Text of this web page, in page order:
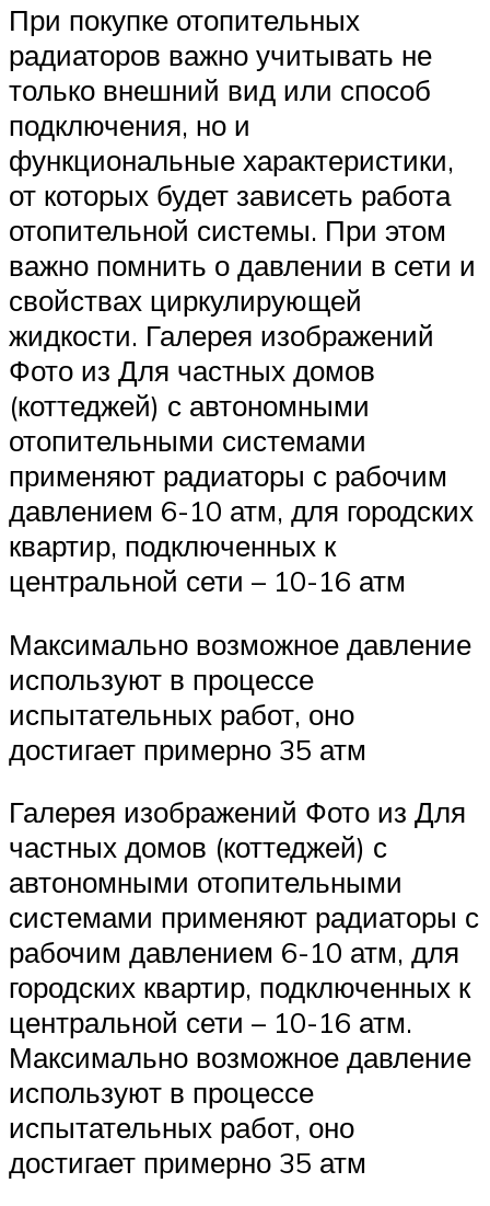
При покупке отопительных
радиаторов важно учитывать не
только внешний вид или способ
подключения, но и
функциональные характеристики,
от которых будет зависеть работа
отопительной системы. При этом
важно помнить о давлении в сети и
свойствах циркулирующей
жидкости. Галерея изображений
Фото из Для частных домов
(коттеджей) с автономными
отопительными системами
применяют радиаторы с рабочим
давлением 6-10 атм, для городских
квартир, подключенных к
центральной сети – 10-16 атм
Максимально возможное давление
используют в процессе
испытательных работ, оно
достигает примерно 35 атм
Галерея изображений Фото из Для
частных домов (коттеджей) с
автономными отопительными
системами применяют радиаторы с
рабочим давлением 6-10 атм, для
городских квартир, подключенных к
центральной сети – 10-16 атм.
Максимально возможное давление
используют в процессе
испытательных работ, оно
достигает примерно 35 атм